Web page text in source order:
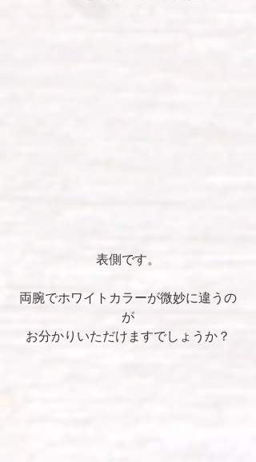
表側です。
両腕でホワイトカラーが微妙に違うの
が
お分かりいただけますでしょうか？